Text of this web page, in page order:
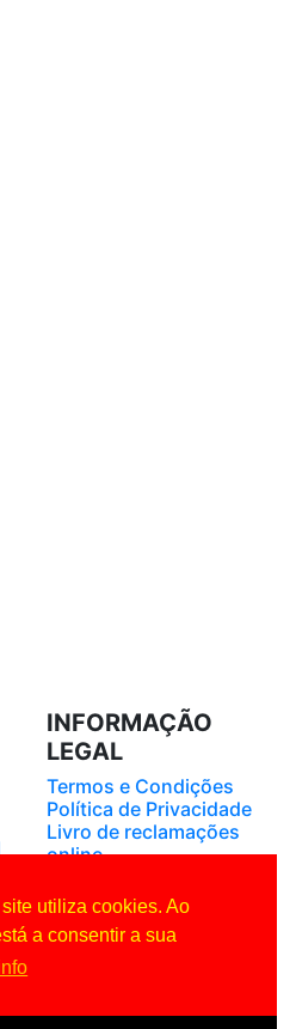
utiliza cookies. Ao
a consentir a sua
INFORMAÇÃO
LEGAL
Termos e Condições
Política de Privacidade
Livro de reclamações
online
SOCIAIS